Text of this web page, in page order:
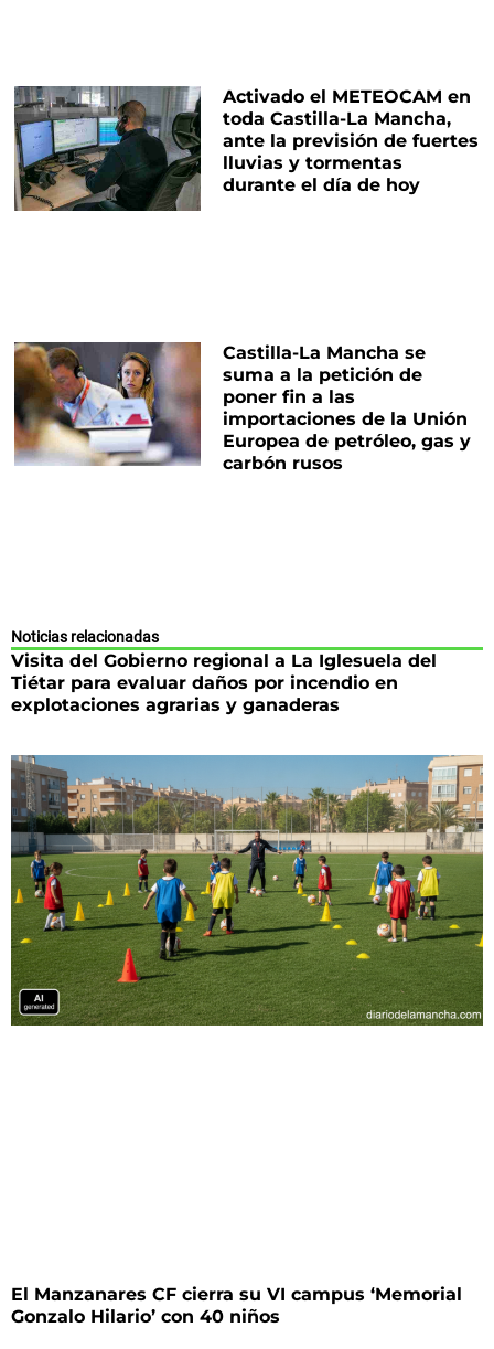
Activado el METEOCAM en
toda Castilla-La Mancha,
ante la previsión de fuertes
lluvias y tormentas
durante el día de hoy
Castilla-La Mancha se
suma a la petición de
poner fin a las
importaciones de la Unión
Europea de petróleo, gas y
carbón rusos
Noticias relacionadas
Visita del Gobierno regional a La Iglesuela del
Tiétar para evaluar daños por incendio en
explotaciones agrarias y ganaderas
El Manzanares CF cierra su VI campus ‘Memorial
Gonzalo Hilario’ con 40 niños